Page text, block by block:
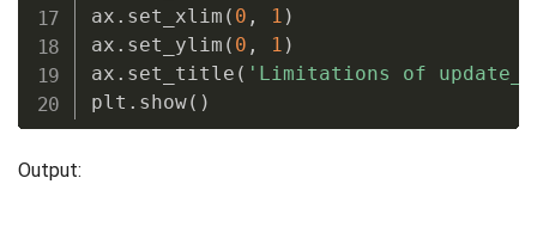
ax . set_xlim ( 0 , 1 )
ax . set_ylim ( 0 , 1 )
ax . set_title ( 'Limitations of
plt . show( )
Output: